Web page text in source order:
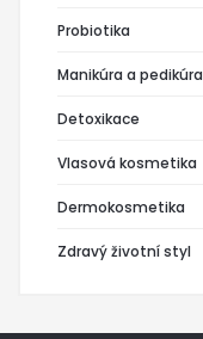
Probiotika
Manikúra a pedikúra
Detoxikace
Vlasová kosmetika
Dermokosmetika
Zdravý životní styl